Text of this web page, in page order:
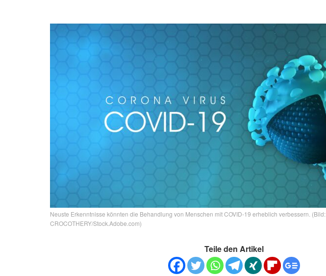
Neuste Erkenntnisse könnten die Behandlung von Menschen mit COVID-19 erheblich verbessern. (Bild:
CROCOTHERY/Stock.Adobe.com)
Teile den Artikel